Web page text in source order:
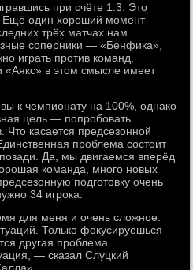
при счёте 1:3. Это
Ещё один хороший момент
трёх матчах нам
соперники — «Бенфика»,
играть против команд,
«Аякс» в этом смысле имеет
к чемпионату на 100%, однако
цель — попробовать
Что касается предсезонной
проблема состоит
Да, мы двигаемся вперёд
команда, много новых
подготовку очень
34 игрока.
для меня и очень сложное.
Только фокусируешься
другая проблема.
— сказал Слуцкий